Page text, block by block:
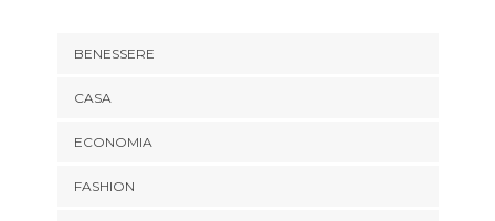
BENESSERE
CASA
ECONOMIA
FASHION